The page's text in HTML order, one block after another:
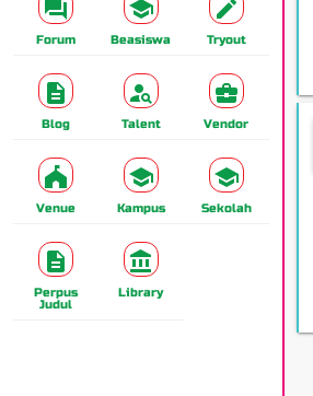
Forum Beasiswa Tryout
Blog Talent Vendor
Venue Kampus Sekolah
Perpus
Judul
Library